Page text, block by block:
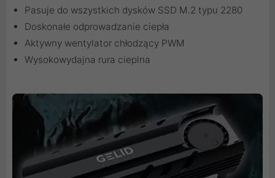
Pasuje do wszystkich dysków SSD M.2 typu 2280
Doskonałe odprowadzanie ciepła
Aktywny wentylator chłodzący PWM
Wysokowydajna rura cieplna